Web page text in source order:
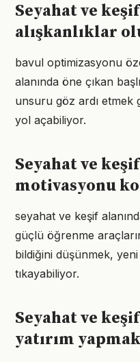
Seyahat ve
alışkanlıklar
bavul optimizasyonu
alanında öne çıkan
unsuru göz ardı etmek
yol açabiliyor.
Seyahat ve
motivasyonu
seyahat ve keşif
güçlü öğrenme
bildiğini düşünmek,
tıkayabiliyor.
Seyahat ve
yatırım yapmak